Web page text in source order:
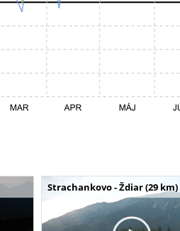
Strachankovo - Ždiar (29 km)